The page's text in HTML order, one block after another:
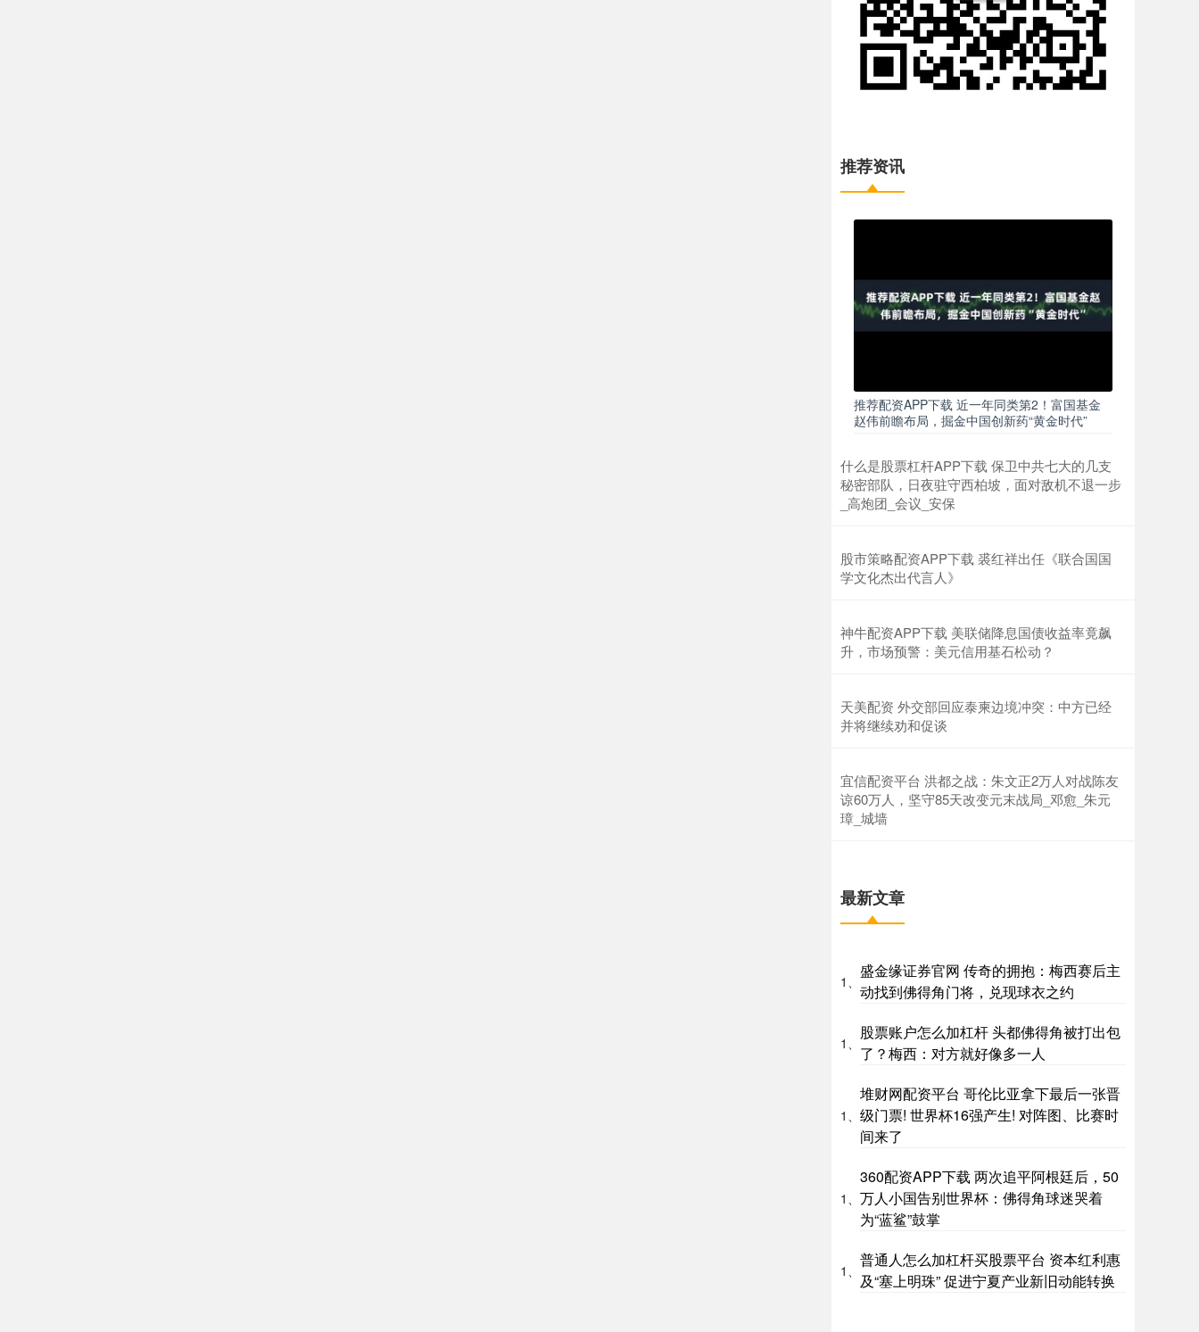
推荐资讯
推荐配资APP下载 近一年同类第2！富国基金
赵伟前瞻布局，掘金中国创新药“黄金时代”
什么是股票杠杆APP下载 保卫中共七大的几支
秘密部队，日夜驻守西柏坡，面对敌机不退一步
_高炮团_会议_安保
股市策略配资APP下载 裘红祥出任《联合国国
学文化杰出代言人》
神牛配资APP下载 美联储降息国债收益率竟飙
升，市场预警：美元信用基石松动？
天美配资 外交部回应泰柬边境冲突：中方已经
并将继续劝和促谈
宜信配资平台 洪都之战：朱文正2万人对战陈友
谅60万人，坚守85天改变元末战局_邓愈_朱元
璋_城墙
最新文章
1、
盛金缘证券官网 传奇的拥抱：梅西赛后主
动找到佛得角门将，兑现球衣之约
1、
股票账户怎么加杠杆 头都佛得角被打出包
了？梅西：对方就好像多一人
1、
堆财网配资平台 哥伦比亚拿下最后一张晋
级门票! 世界杯16强产生! 对阵图、比赛时
间来了
1、
360配资APP下载 两次追平阿根廷后，50
万人小国告别世界杯：佛得角球迷哭着
为“蓝鲨”鼓掌
1、
普通人怎么加杠杆买股票平台 资本红利惠
及“塞上明珠” 促进宁夏产业新旧动能转换